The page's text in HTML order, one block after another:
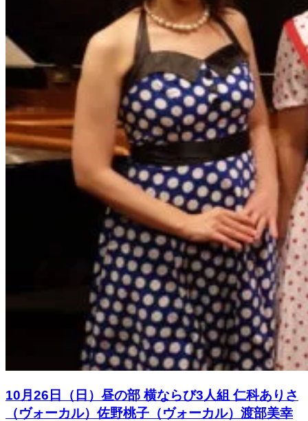
10月26日（日）昼の部 横ならび3人組 仁科ありさ
（ヴォーカル）佐野桃子（ヴォーカル）渡部美幸